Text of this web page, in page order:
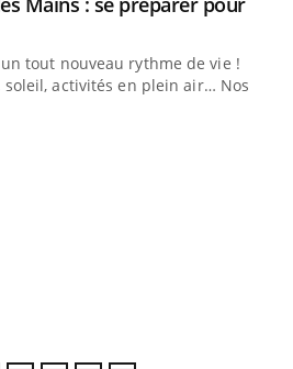
tout nouveau rythme de vie !
soleil, activités en plein air… Nos